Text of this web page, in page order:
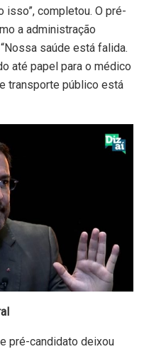
isso”, completou. O pré-
a administração
saúde está falida.
até papel para o médico
transporte público está
pré-candidato deixou